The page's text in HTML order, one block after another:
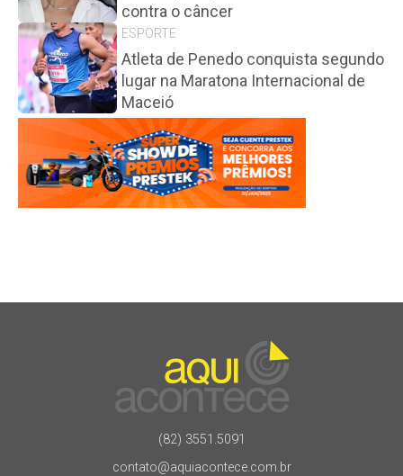
contra o câncer
ESPORTE
Atleta de Penedo conquista segundo
lugar na Maratona Internacional de
Maceió
(82) 3551.5091
contato@aquiacontece.com.br